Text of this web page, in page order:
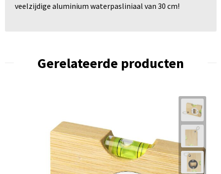
veelzijdige aluminium waterpasliniaal van 30 cm!
Gerelateerde producten